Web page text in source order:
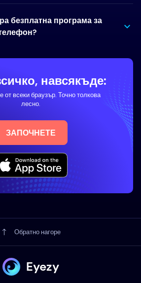
безплатна програма за
навсякъде:
от всеки браузър. Точно толкова
лесно.
ЗАПОЧНЕТЕ
Обратно нагоре
Eyezy